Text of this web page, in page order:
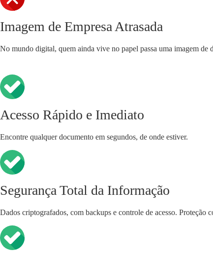
Imagem de Empresa Atrasada
No mundo digital, quem ainda vive no papel passa uma imagem de
Acesso Rápido e Imediato
Encontre qualquer documento em segundos, de onde estiver.
Segurança Total da Informação
Dados criptografados, com backups e controle de acesso. Proteção